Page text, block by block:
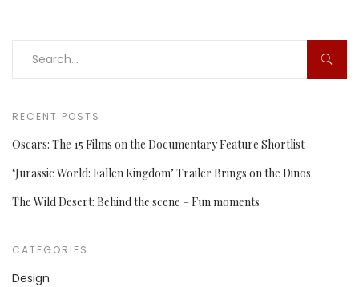
RECENT POSTS
Oscars: The 15 Films on the Documentary Feature Shortlist
‘Jurassic World: Fallen Kingdom’ Trailer Brings on the Dinos
The Wild Desert: Behind the scene – Fun moments
CATEGORIES
Design